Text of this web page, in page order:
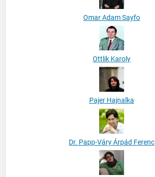
Omar Adam Sayfo
Ottlik Karoly
Pajer Hajnalka
Dr. Papp-Váry Árpád Ferenc